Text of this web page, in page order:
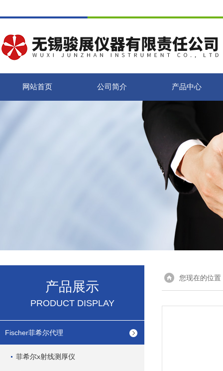
网站首页 公司简介 产品中心
产品展示
PRODUCT DISPLAY
Fischer菲希尔代理
菲希尔x射线测厚仪
您现在的位置